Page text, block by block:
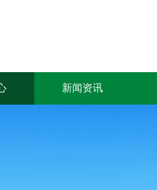
新闻资讯